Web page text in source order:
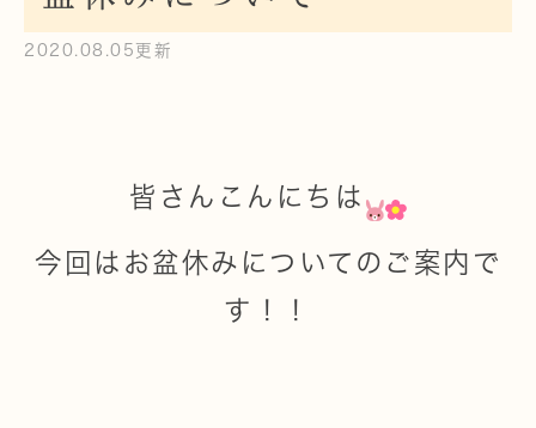
2020.08.05更新
皆さんこんにちは
今回はお盆休みについてのご案内で
す！！